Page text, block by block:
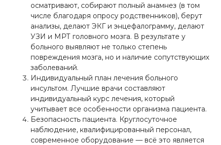
осматривают, собирают полный анамнез (в том
числе благодаря опросу родственников), берут
анализы, делают ЭКГ и энцефалограмму, делают
УЗИ и МРТ головного мозга. В результате у
больного выявляют не только степень
повреждения мозга, но и наличие сопутствующих
заболеваний.
Индивидуальный план лечения больного
инсультом. Лучшие врачи составляют
индивидуальный курс лечения, который
учитывает все особенности организма пациента.
Безопасность пациента. Круглосуточное
наблюдение, квалифицированный персонал,
современное оборудование — всё это является